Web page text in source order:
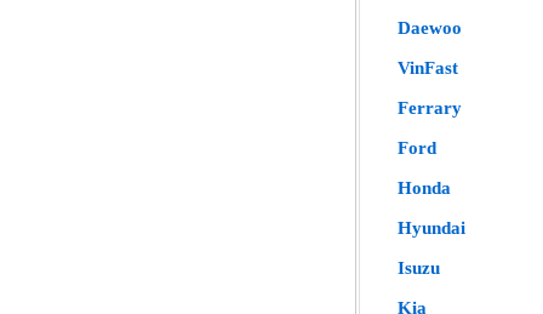
Daewoo
VinFast
Ferrary
Ford
Honda
Hyundai
Isuzu
Kia